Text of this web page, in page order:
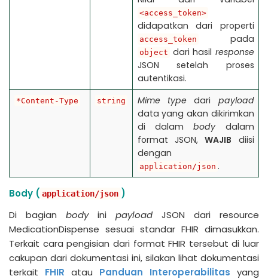
<access_token>
didapatkan dari properti
access_token pada
object dari hasil response
JSON setelah proses
autentikasi.
*Content-Type string Mime typedari payload
data yang akan dikirimkan
di dalambodydalam
format JSON,WAJIB diisi
dengan
application/json .
Body ( application/json )
Di bagian bodyini payload JSON dari resource
MedicationDispense sesuai standar FHIR dimasukkan.
Terkait cara pengisian dari format FHIR tersebut di luar
cakupan dari dokumentasi ini, silakan lihat dokumentasi
terkait FHIR atau Panduan Interoperabilitas yang